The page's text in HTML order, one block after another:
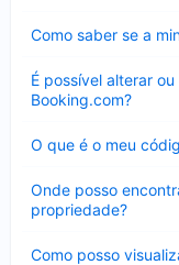
Como saber se a
É possível alterar
Booking.com?
Contraído
O que é o meu
Onde posso
propriedade?
Como posso